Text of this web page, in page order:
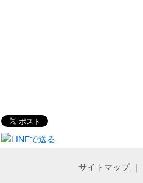
サイトマップ｜